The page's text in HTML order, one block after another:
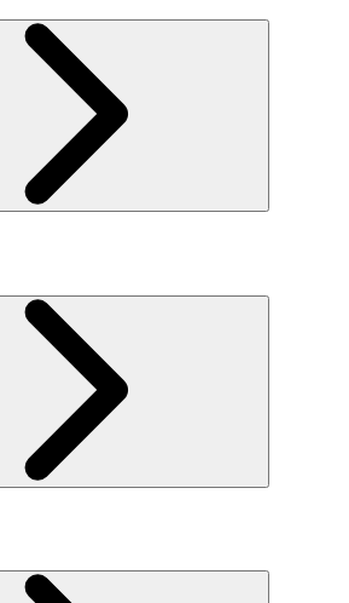
개인정보취급방침